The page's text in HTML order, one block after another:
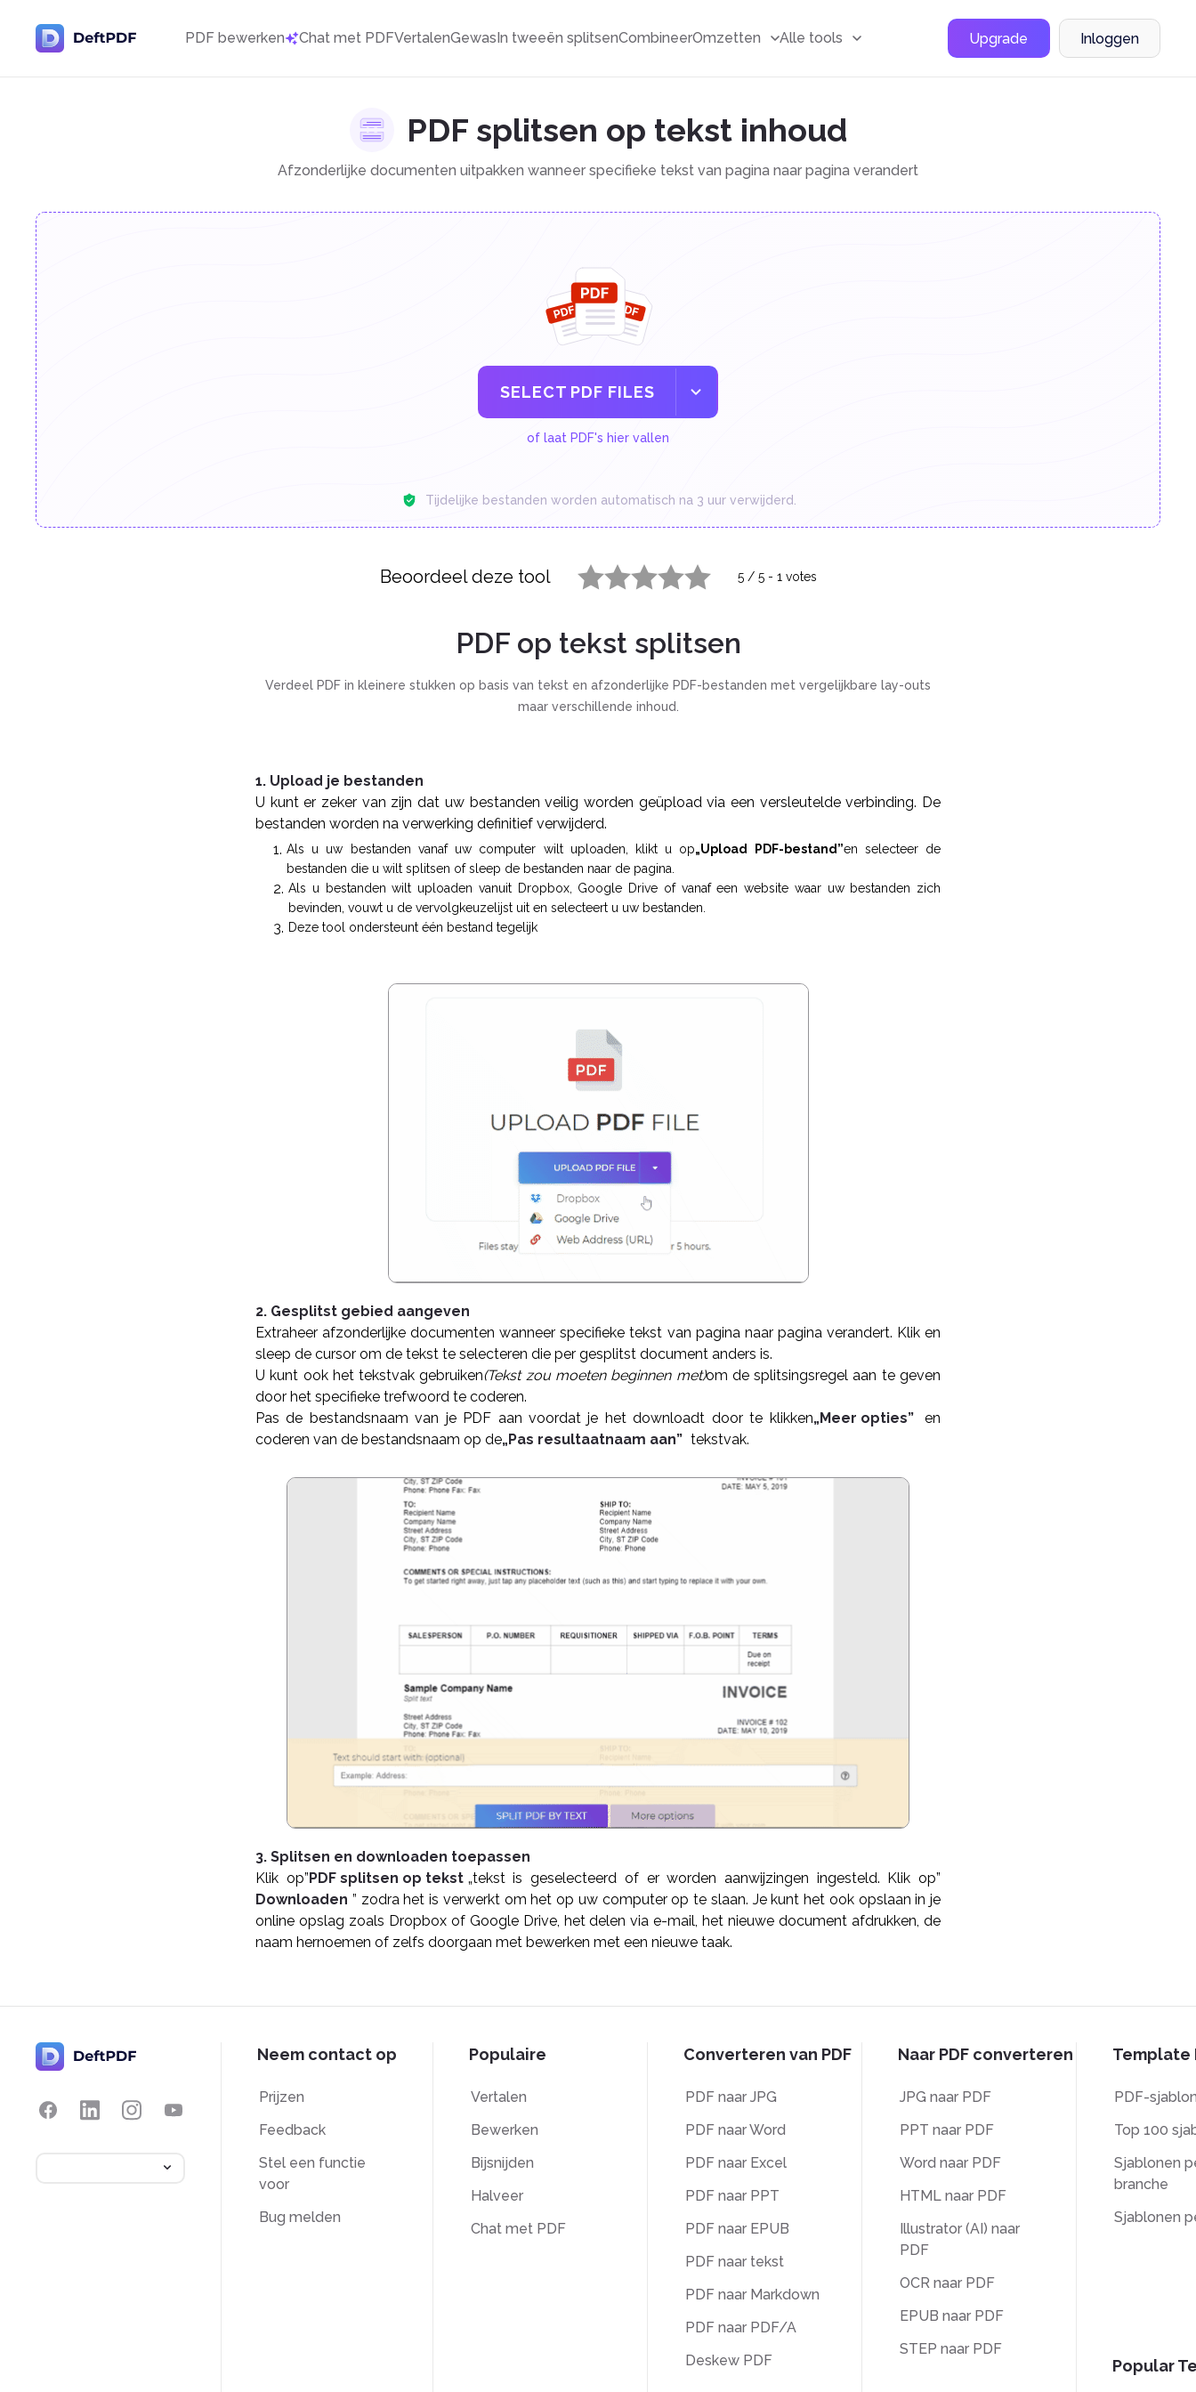
PDF bewerken Chat met PDFVertalenGewasIn tweeën splitsenCombineerOmzetten Alle tools Upgrade Inloggen
PDF splitsen op tekst inhoud
Afzonderlijke documenten uitpakken wanneer specifieke tekst van pagina naar pagina verandert
SELECT PDF FILES
of laat PDF's hier vallen
Tijdelijke bestanden worden automatisch na 3 uur verwijderd.
Beoordeel deze tool 5/ 5- 1 votes
PDF op tekst splitsen
Verdeel PDF in kleinere stukken op basis van tekst en afzonderlijke PDF-bestanden met vergelijkbare lay-outs
maar verschillende inhoud.
1. Upload je bestanden
U kunt er zeker van zijn dat uw bestanden veilig worden geüpload via een versleutelde verbinding. De
bestanden worden na verwerking definitief verwijderd.
Als u uw bestanden vanaf uw computer wilt uploaden, klikt u op„Upload PDF-bestand”en selecteer de
bestanden die u wilt splitsen of sleep de bestanden naar de pagina.
Als u bestanden wilt uploaden vanuit Dropbox, Google Drive of vanaf een website waar uw bestanden zich
bevinden, vouwt u de vervolgkeuzelijst uit en selecteert u uw bestanden.
Deze tool ondersteunt één bestand tegelijk
2. Gesplitst gebied aangeven
Extraheer afzonderlijke documenten wanneer specifieke tekst van pagina naar pagina verandert. Klik en
sleep de cursor om de tekst te selecteren die per gesplitst document anders is.
U kunt ook het tekstvak gebruiken(Tekst zou moeten beginnen met)om de splitsingsregel aan te geven
door het specifieke trefwoord te coderen.
Pas de bestandsnaam van je PDF aan voordat je het downloadt door te klikken„Meer opties”
en
coderen van de bestandsnaam op de„Pas resultaatnaam aan” tekstvak.
3. Splitsen en downloaden toepassen
Klik op”PDF splitsen op tekst „tekst is geselecteerd of er worden aanwijzingen ingesteld. Klik op”
Downloaden ” zodra het is verwerkt om het op uw computer op te slaan. Je kunt het ook opslaan in je
online opslag zoals Dropbox of Google Drive, het delen via e-mail, het nieuwe document afdrukken, de
naam hernoemen of zelfs doorgaan met bewerken met een nieuwe taak.
Neem contact op
Prijzen
Feedback
Stel een functie
voor
Bug melden
Populaire
Vertalen
Bewerken
Bijsnijden
Halveer
Chat met PDF
Converteren van PDF
PDF naar JPG
PDF naar Word
PDF naar Excel
PDF naar PPT
PDF naar EPUB
PDF naar tekst
PDF naar Markdown
PDF naar PDF/A
Deskew PDF
Naar PDF converteren
JPG naar PDF
PPT naar PDF
Word naar PDF
HTML naar PDF
Illustrator (AI) naar
PDF
OCR naar PDF
EPUB naar PDF
STEP naar PDF
Template
PDF-
Top 100
Sjablonen
branche
Sjablonen
Popular